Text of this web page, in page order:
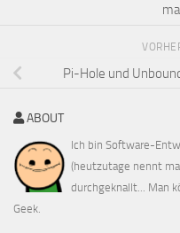
Pi-Hole und
ABOUT
Ich bin Software-
(heutzutage nennt
durchgeknallt... Man
Geek.